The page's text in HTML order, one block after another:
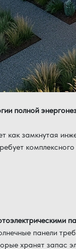
полной
как замкнутая
панели
хранят запас